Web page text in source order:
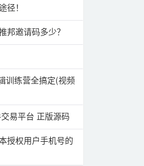
径！
邦邀请码多少？
训练营全搞定(视频
易平台 正版源码
授权用户手机号的